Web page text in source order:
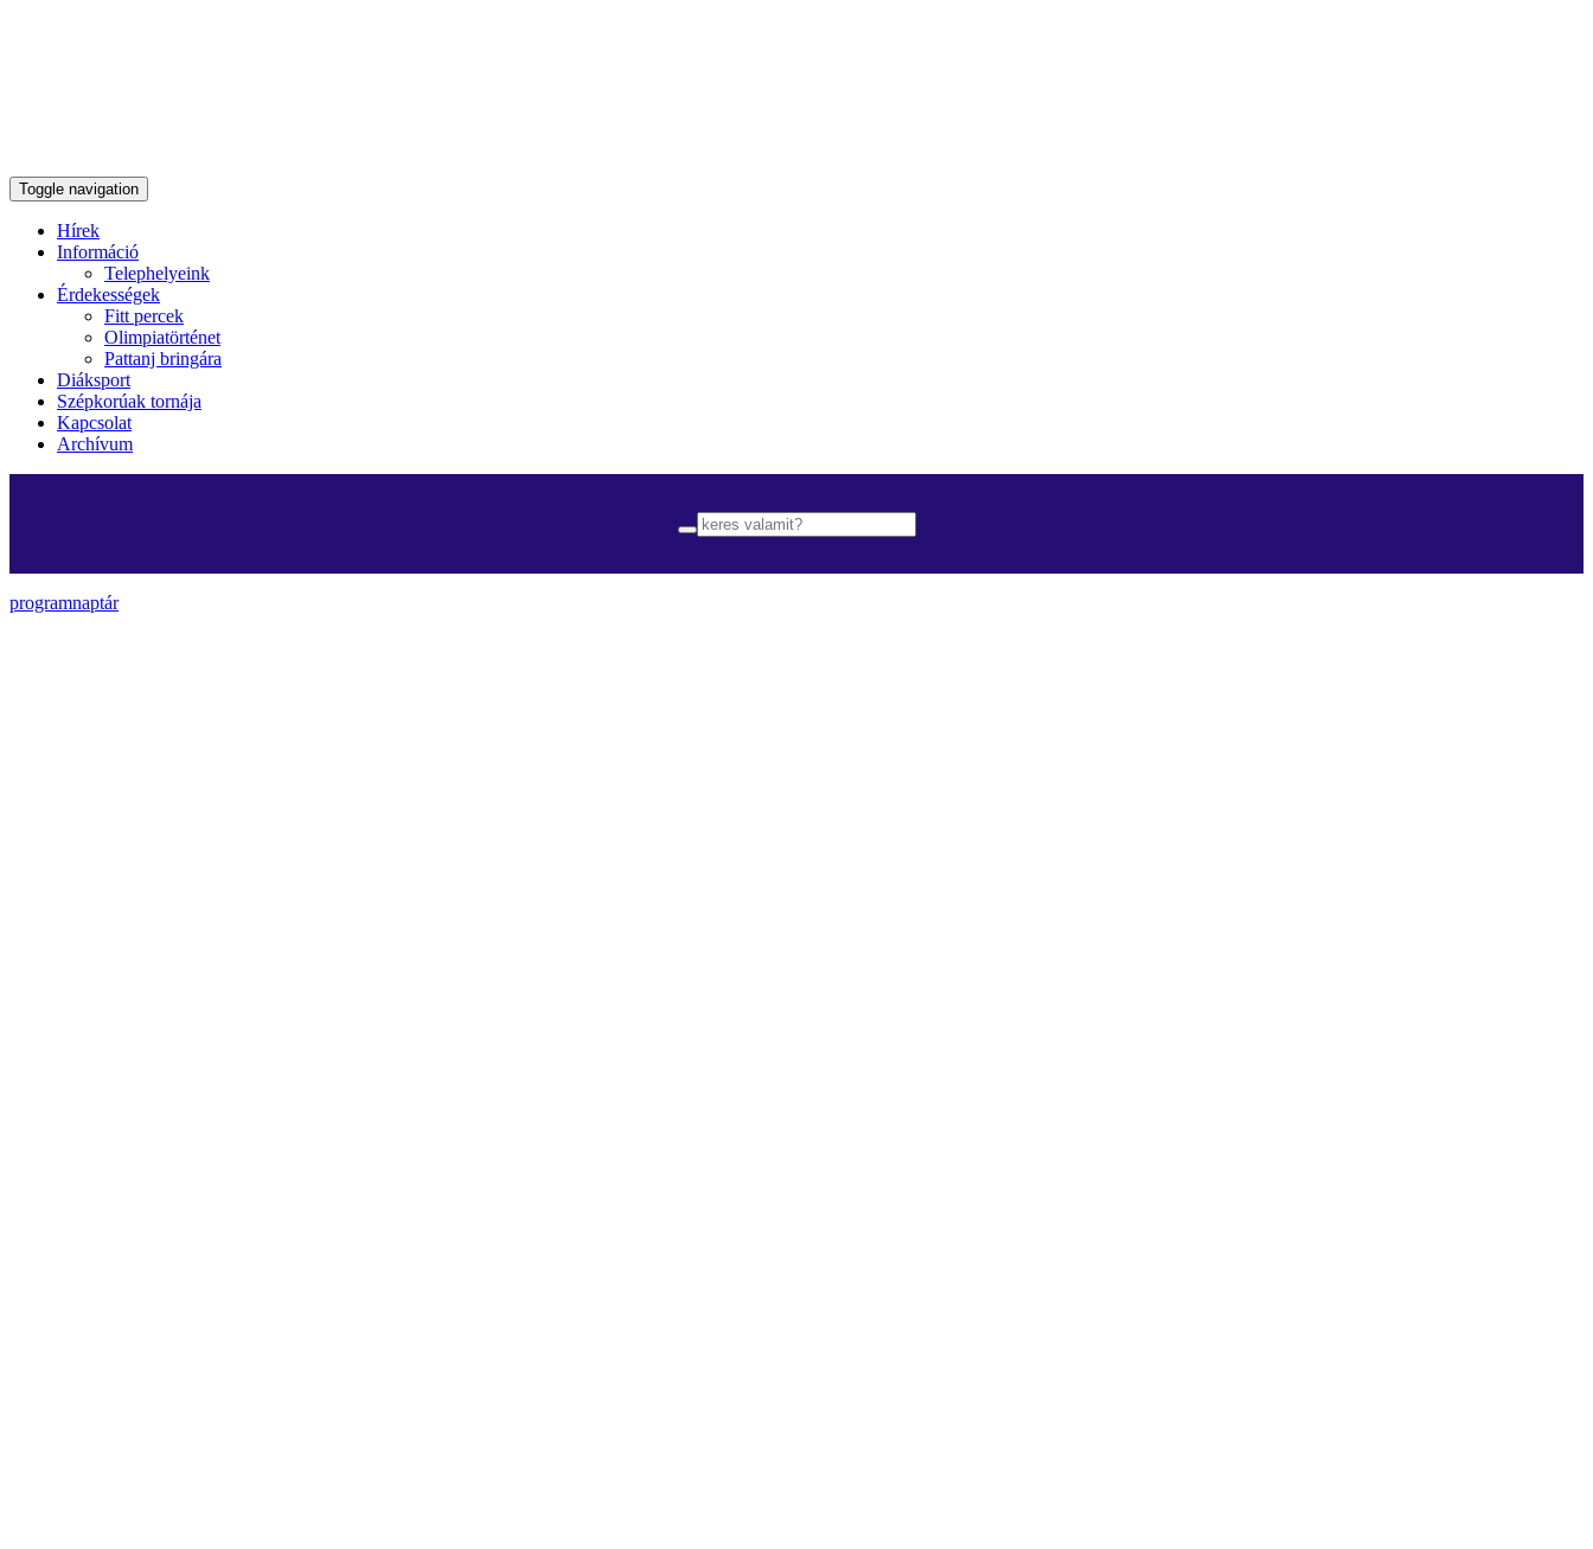
Toggle navigation
Hírek
Információ
Telephelyeink
Érdekességek
Fitt percek
Olimpiatörténet
Pattanj bringára
Diáksport
Szépkorúak tornája
Kapcsolat
Archívum
programnaptár